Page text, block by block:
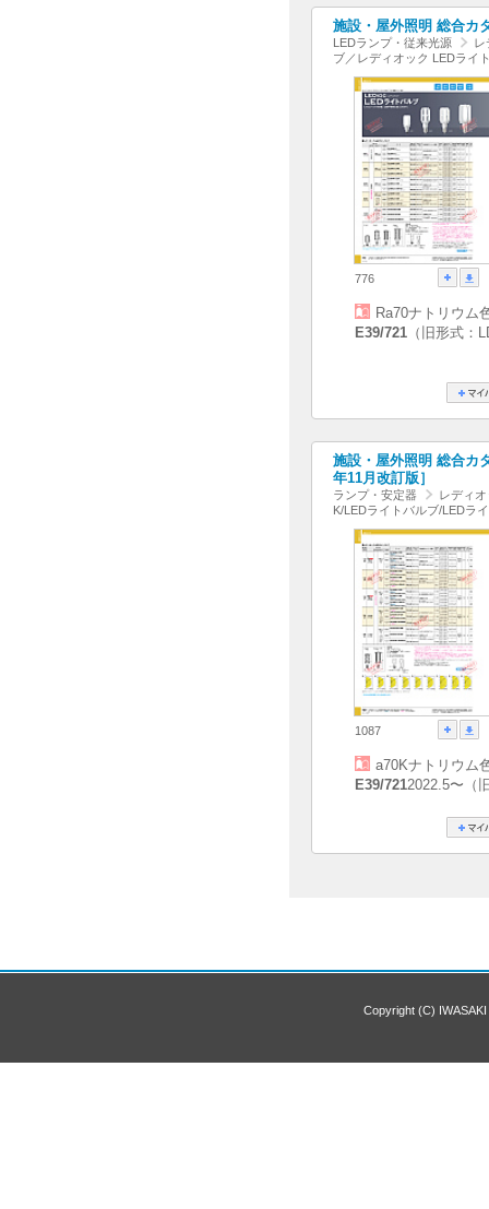
施設・屋外照明 総合カ
LEDランプ・従来光源
レ
ブ／レディオック LEDライ
776
Ra70ナトリウム
E39/721 （旧形式：
施設・屋外照明 総合カ
年11月改訂版］
ランプ・安定器
レディ
K/LEDライトバルブ/LEDラ
1087
a70Kナトリウム
E39/7212022.5〜（
Copyright (C)